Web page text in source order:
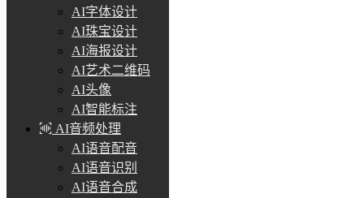
AI字体设计
AI珠宝设计
AI海报设计
AI艺术二维码
AI头像
AI智能标注
AI音频处理
AI语音配音
AI语音识别
AI语音合成